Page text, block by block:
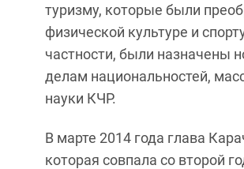
туризму, которые были
физической культуре и
частности, были назначены
делам национальностей,
науки КЧР.
В марте 2014 года глава
которая совпала со второй